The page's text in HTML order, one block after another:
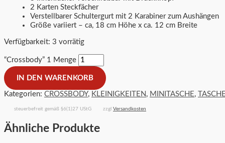
2 Karten Steckfächer
Verstellbarer Schultergurt mit 2 Karabiner zum Aushängen
Größe variiert – ca, 18 cm Höhe x ca. 12 cm Breite
Verfügbarkeit: 3 vorrätig
“Crossbody” 1 Menge
IN DEN WARENKORB
Kategorien: CROSSBODY, KLEINIGKEITEN , MINITASCHE,
steuerbefreit gemäß §6(1)27 UStG zzgl Versandkosten
Ähnliche Produkte